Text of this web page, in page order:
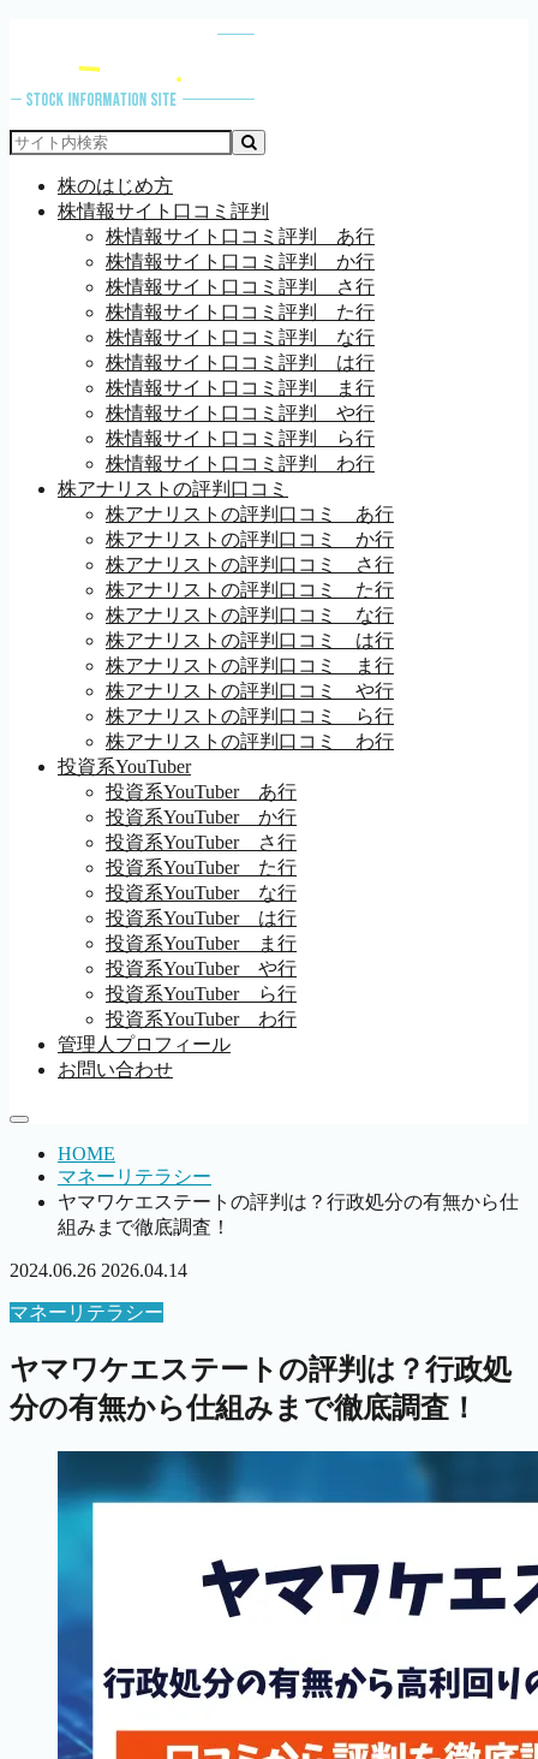
株のはじめ方
株情報サイト口コミ評判
株情報サイト口コミ評判 あ行
株情報サイト口コミ評判 か行
株情報サイト口コミ評判 さ行
株情報サイト口コミ評判 た行
株情報サイト口コミ評判 な行
株情報サイト口コミ評判 は行
株情報サイト口コミ評判 ま行
株情報サイト口コミ評判 や行
株情報サイト口コミ評判 ら行
株情報サイト口コミ評判 わ行
株アナリストの評判口コミ
株アナリストの評判口コミ あ行
株アナリストの評判口コミ か行
株アナリストの評判口コミ さ行
株アナリストの評判口コミ た行
株アナリストの評判口コミ な行
株アナリストの評判口コミ は行
株アナリストの評判口コミ ま行
株アナリストの評判口コミ や行
株アナリストの評判口コミ ら行
株アナリストの評判口コミ わ行
投資系YouTuber
投資系YouTuber あ行
投資系YouTuber か行
投資系YouTuber さ行
投資系YouTuber た行
投資系YouTuber な行
投資系YouTuber は行
投資系YouTuber ま行
投資系YouTuber や行
投資系YouTuber ら行
投資系YouTuber わ行
管理人プロフィール
お問い合わせ
HOME
マネーリテラシー
ヤマワケエステートの評判は？行政処分の有無から仕
組みまで徹底調査！
2024.06.26 2026.04.14
マネーリテラシー
ヤマワケエステートの評判は？行政処
分の有無から仕組みまで徹底調査！